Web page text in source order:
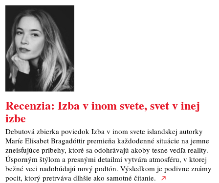
​Recenzia: Izba v inom svete, svet v inej
izbe
Debutová zbierka poviedok Izba v inom svete islandskej autorky
Maríe Elísabet Bragadóttir premieňa každodenné situácie na jemne
zneisťujúce príbehy, ktoré sa odohrávajú akoby tesne vedľa reality.
Úsporným štýlom a presnými detailmi vytvára atmosféru, v ktorej
bežné veci nadobúdajú nový podtón. Výsledkom je podivne známy
pocit, ktorý pretrváva dlhšie ako samotné čítanie.